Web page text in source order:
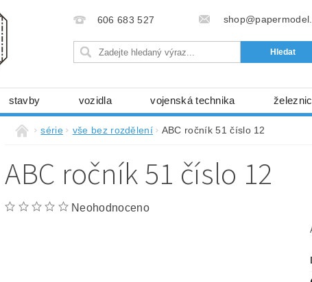
606 683 527
stavby vozidla vojenská technika
mechanismy, stavební stroje kosmická technika
doplňky modelářské potřeby kartony, fólie
Ochrana osobních údajů (GDPR)
série vše bez rozdělení ABC ročník 51 číslo 12
ABC ročník 51 číslo 12
Neohodnoceno